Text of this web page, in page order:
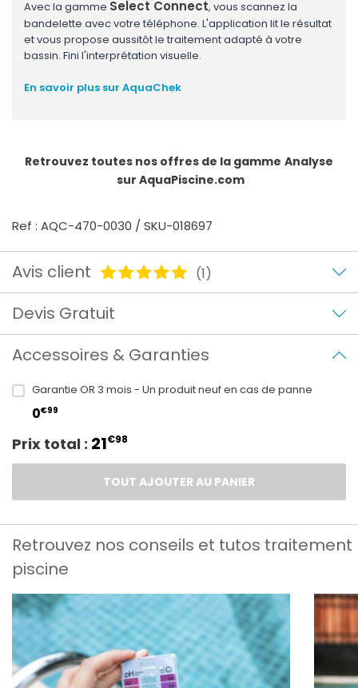
Avec la gamme Select Connect, vous scannez la
bandelette avec votre téléphone. L'application lit le résultat
et vous propose aussitôt le traitement adapté à votre
bassin. Fini l'interprétation visuelle.
En savoir plus sur AquaChek
Retrouvez toutes nos offres de la gamme Analyse
sur AquaPiscine.com
Ref : AQC-470-0030 / SKU-018697
Avis client (1)
Devis Gratuit
Accessoires & Garanties
Garantie OR 3 mois - Un produit neuf en cas de panne
0€99
Prix total : 21€98
TOUT AJOUTER AU PANIER
Retrouvez nos conseils et tutos traitement
piscine